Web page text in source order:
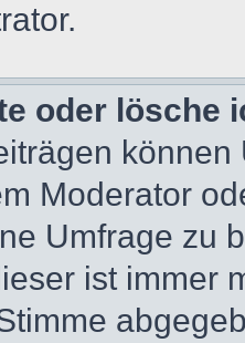
oder lösche
Moderator
Umfrage zu
ist immer